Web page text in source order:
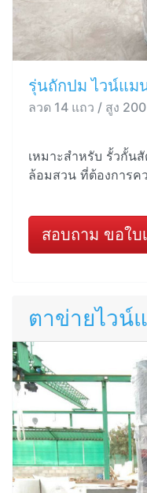
รุ่นถักปม ไวน์แม
ลวด 14 แถว / สูง
เหมาะสำหรับ รั้วกั้น
ล้อมสวน ที่ต้องการค
สอบถาม ขอใบ
ตาข่ายไวน์